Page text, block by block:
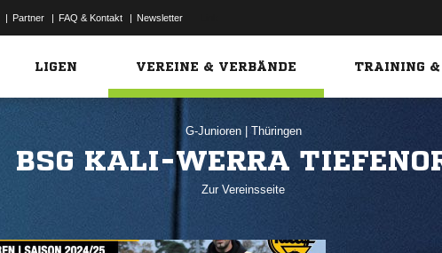
| Partner | FAQ & Kontakt | Newsletter
LIGEN VEREINE & VERBÄNDE TRAINING &
G-Junioren Thüringen
BSG KALI-WERRA
Zur Vereinsseite